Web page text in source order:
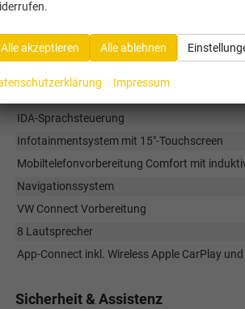
Digital Cockpit Pro
IDA-Sprachsteuerung
Infotainmentsystem mit 15"-Touchscreen
Mobiltelefonvorbereitung Comfort mit
Navigationssystem
VW Connect Vorbereitung
8 Lautsprecher
App-Connect inkl. Wireless Apple CarPlay
Sicherheit & Assistenz
Alle akzeptieren Alle ablehnen
Impressum